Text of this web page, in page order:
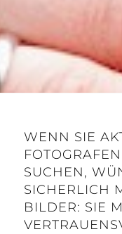
WENN SIE
SUCHEN,
SICHERLICH
BILDER: SIE